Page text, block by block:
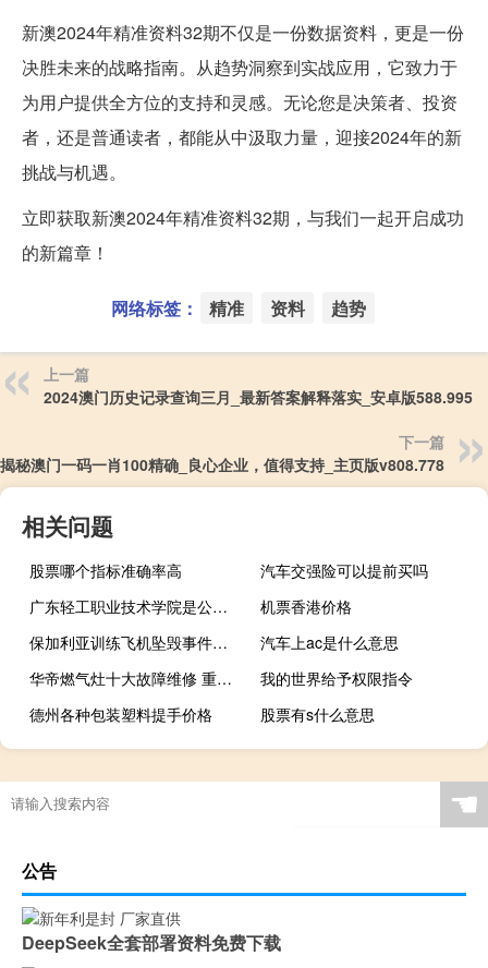
新澳2024年精准资料32期不仅是一份数据资料，更是一份
决胜未来的战略指南。从趋势洞察到实战应用，它致力于
为用户提供全方位的支持和灵感。无论您是决策者、投资
者，还是普通读者，都能从中汲取力量，迎接2024年的新
挑战与机遇。
立即获取新澳2024年精准资料32期，与我们一起开启成功
的新篇章！
网络标签： 精准 资料 趋势
上一篇
2024澳门历史记录查询三月_最新答案解释落实_安卓版588.995
下一篇
揭秘澳门一码一肖100精确_良心企业，值得支持_主页版v808.778
相关问题
股票哪个指标准确率高
汽车交强险可以提前买吗
广东轻工职业技术学院是公办还是民办 广东省轻工职业技术学校
机票香港价格
保加利亚训练飞机坠毁事件的原因是什么？
汽车上ac是什么意思
华帝燃气灶十大故障维修 重庆华帝燃气灶维修
我的世界给予权限指令
德州各种包装塑料提手价格
股票有s什么意思
☚
公告
DeepSeek全套部署资料免费下载